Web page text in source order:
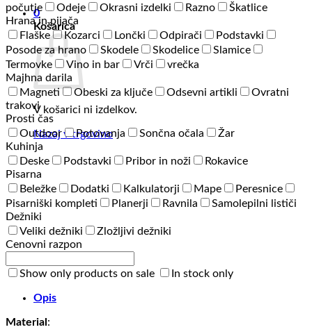
0
Košarica
V košarici ni izdelkov.
Nazaj v trgovino
počutje
Odeje Okrasni izdelki Razno
Škatlice
Hrana in pijača
Flaške
Kozarci Lončki Odpirači
Podstavki
Posode za hrano
Skodele Skodelice
Slamice
Termovke
Vino in bar Vrči
vrečka
Majhna darila
Magneti
Obeski za ključe Odsevni artikli
Ovratni
trakovi
Prosti čas
Outdoor
Potovanja Sončna očala
Žar
Kuhinja
Deske
Podstavki Pribor in noži
Rokavice
Pisarna
Beležke
Dodatki Kalkulatorji Mape
Peresnice
Pisarniški kompleti
Planerji Ravnila
Samolepilni lističi
Dežniki
Veliki dežniki
Zložljivi dežniki
Cenovni razpon
Show only products on sale In stock only
Opis
Material :